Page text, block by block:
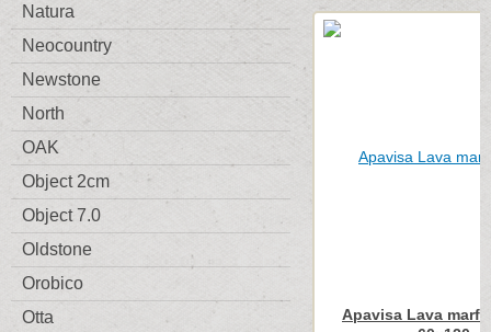
Natura
Neocountry
Newstone
North
OAK
Object 2cm
Object 7.0
Oldstone
Orobico
Otta
Apavisa Lava